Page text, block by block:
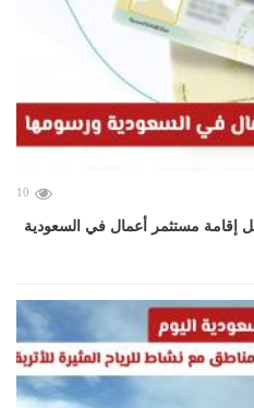
10
إقامة مستثمر أعمال في السعودية